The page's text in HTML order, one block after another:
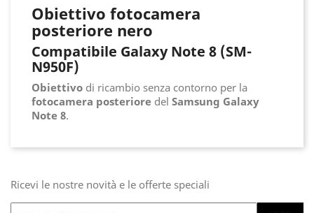
Obiettivo fotocamera
posteriore nero
Compatibile Galaxy Note 8 (SM-
N950F)
Obiettivo di ricambio senza contorno per la
fotocamera posteriore del Samsung Galaxy
Note 8.
Ricevi le nostre novità e le offerte speciali